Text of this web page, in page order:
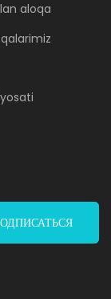
aloqa